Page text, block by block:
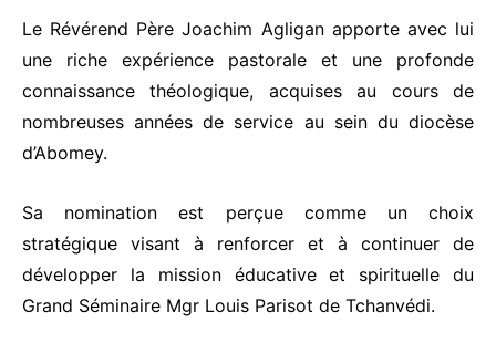
Le Révérend Père Joachim Agligan apporte avec lui
une riche expérience pastorale et une profonde
connaissance théologique, acquises au cours de
nombreuses années de service au sein du diocèse
d’Abomey.
Sa nomination est perçue comme un choix
stratégique visant à renforcer et à continuer de
développer la mission éducative et spirituelle du
Grand Séminaire Mgr Louis Parisot de Tchanvédi.